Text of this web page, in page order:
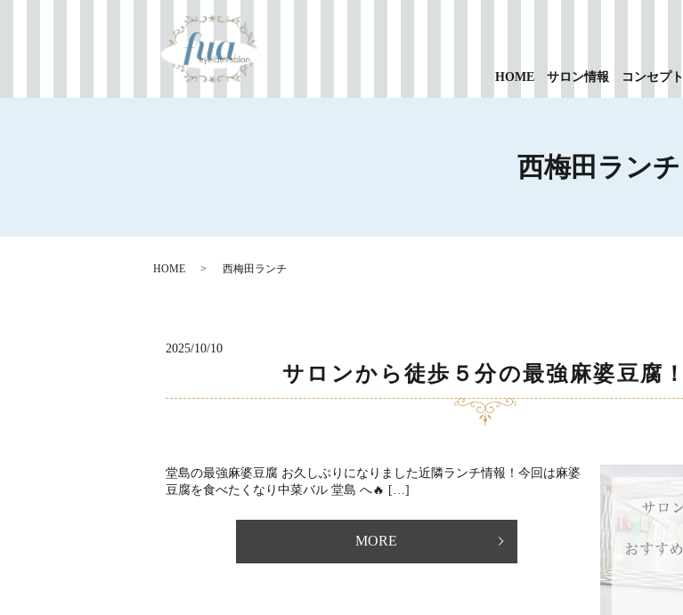
HOME サロン情報 コンセプト
西梅田ランチ
HOME 西梅田ランチ
2025/10/10
サロンから徒歩５分の最強麻婆豆腐！
堂島の最強麻婆豆腐 お久しぶりになりました近隣ランチ情報！⁡今回は麻婆
豆腐を食べたくなり中菜バル 堂島 へ🔥⁡ […]
MORE